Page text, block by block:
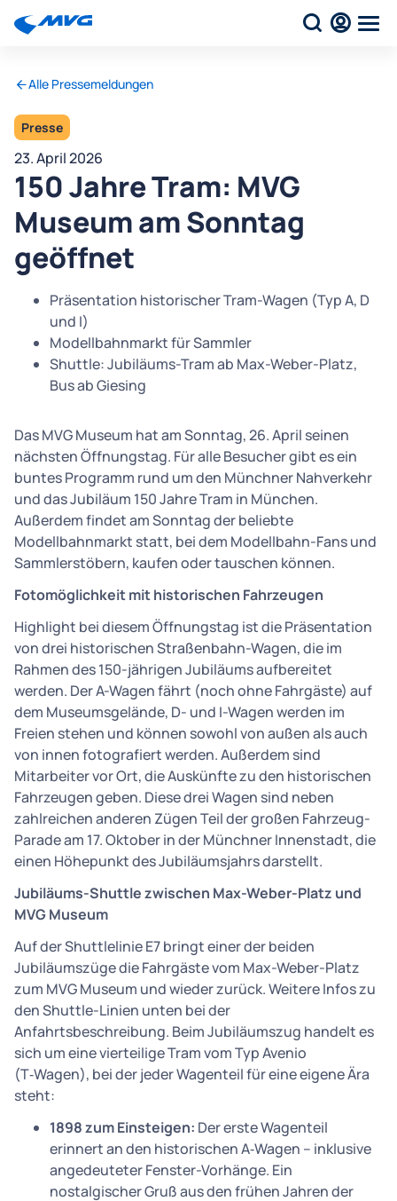
Alle Pressemeldungen
Presse
23. April 2026
150 Jahre Tram: MVG
Museum am Sonntag
geöffnet
Präsentation historischer Tram-Wagen (Typ A, D
und I)
Modellbahnmarkt für Sammler
Shuttle: Jubiläums-Tram ab Max-Weber-Platz,
Bus ab Giesing
Das MVG Museum hat am Sonntag, 26. April seinen
nächsten Öffnungstag. Für alle Besucher gibt es ein
buntes Programm rund um den Münchner Nahverkehr
und das Jubiläum 150 Jahre Tram in München.
Außerdem findet am Sonntag der beliebte
Modellbahnmarkt statt, bei dem Modellbahn-Fans und
Sammlerstöbern, kaufen oder tauschen können.
Fotomöglichkeit mit historischen Fahrzeugen
Highlight bei diesem Öffnungstag ist die Präsentation
von drei historischen Straßenbahn-Wagen, die im
Rahmen des 150-jährigen Jubiläums aufbereitet
werden. Der A-Wagen fährt (noch ohne Fahrgäste) auf
dem Museumsgelände, D- und I-Wagen werden im
Freien stehen und können sowohl von außen als auch
von innen fotografiert werden. Außerdem sind
Mitarbeiter vor Ort, die Auskünfte zu den historischen
Fahrzeugen geben. Diese drei Wagen sind neben
zahlreichen anderen Zügen Teil der großen Fahrzeug-
Parade am 17. Oktober in der Münchner Innenstadt, die
einen Höhepunkt des Jubiläumsjahrs darstellt.
Jubiläums-Shuttle zwischen Max-Weber-Platz und
MVG Museum
Auf der Shuttlelinie E7 bringt einer der beiden
Jubiläumszüge die Fahrgäste vom Max-Weber-Platz
zum MVG Museum und wieder zurück. Weitere Infos zu
den Shuttle-Linien unten bei der
Anfahrtsbeschreibung. Beim Jubiläumszug handelt es
sich um eine vierteilige Tram vom Typ Avenio
(T‑Wagen), bei der jeder Wagenteil für eine eigene Ära
steht:
1898 zum Einsteigen: Der erste Wagenteil
erinnert an den historischen A‑Wagen – inklusive
angedeuteter Fenster-Vorhänge. Ein
nostalgischer Gruß aus den frühen Jahren der